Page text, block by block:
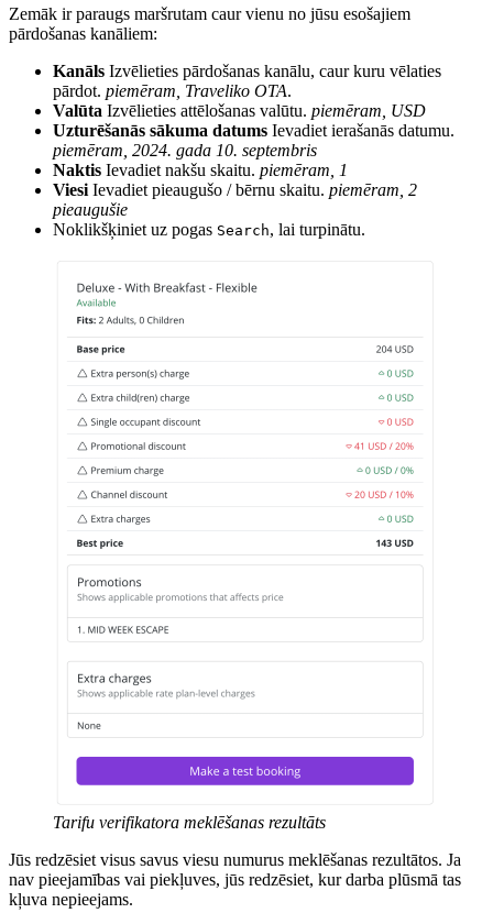
Zemāk ir paraugs maršrutam caur vienu no jūsu esošajiem
pārdošanas kanāliem:
Kanāls Izvēlieties pārdošanas kanālu, caur kuru vēlaties
pārdot. piemēram, Traveliko OTA.
Valūta Izvēlieties attēlošanas valūtu. piemēram, USD
Uzturēšanās sākuma datums Ievadiet ierašanās datumu.
piemēram, 2024. gada 10. septembris
Naktis Ievadiet nakšu skaitu. piemēram, 1
Viesi Ievadiet pieaugušo / bērnu skaitu. piemēram, 2
pieaugušie
Noklikšķiniet uz pogas Search, lai turpinātu.
Tarifu verifikatora meklēšanas rezultāts
Jūs redzēsiet visus savus viesu numurus meklēšanas rezultātos. Ja
nav pieejamības vai piekļuves, jūs redzēsiet, kur darba plūsmā tas
kļuva nepieejams.